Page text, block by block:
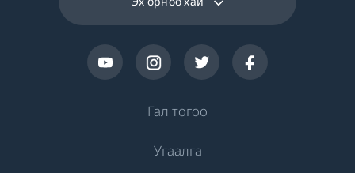
Гал тогоо
Угаалга